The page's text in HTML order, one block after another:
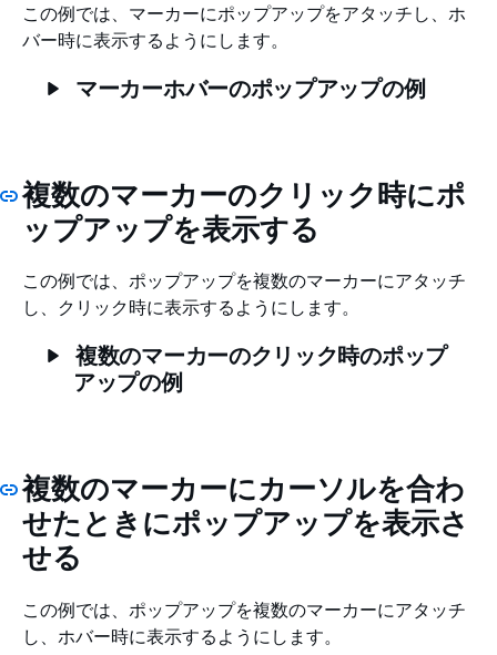
この例では、マーカーにポップアップをアタッチし、ホ
バー時に表示するようにします。
マーカーホバーのポップアップの例
複数のマーカーのクリック時にポ
ップアップを表示する
この例では、ポップアップを複数のマーカーにアタッチ
し、クリック時に表示するようにします。
複数のマーカーのクリック時のポップ
アップの例
複数のマーカーにカーソルを合わ
せたときにポップアップを表示さ
せる
この例では、ポップアップを複数のマーカーにアタッチ
し、ホバー時に表示するようにします。